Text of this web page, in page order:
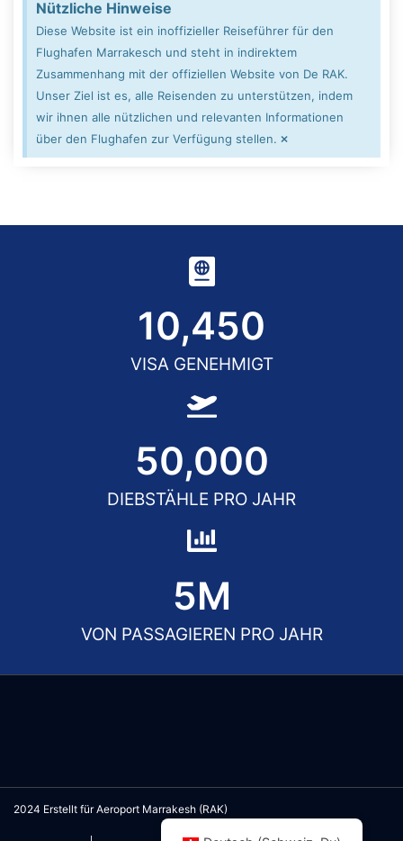
Nützliche Hinweise
Diese Website ist ein inoffizieller Reiseführer für den
Flughafen Marrakesch und steht in indirektem
Zusammenhang mit der offiziellen Website von De RAK.
Unser Ziel ist es, alle Reisenden zu unterstützen, indem
wir ihnen alle nützlichen und relevanten Informationen
über den Flughafen zur Verfügung stellen. ×
VISA GENEHMIGT
10,450
DIEBSTÄHLE PRO JAHR
50,000
VON PASSAGIEREN PRO JAHR
5M
2024 Erstellt für Aeroport Marrakesh (RAK)